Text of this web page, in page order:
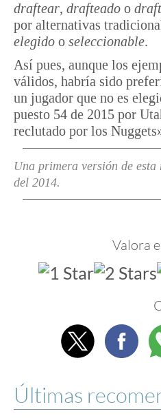
draftear, drafteado o
por alternativas
elegido o seleccionable.
Así pues, aunque los
válidos, habría sido
un jugador que no es
puesto 54 de 2015 por
reclutado por los
Una primera versión de
del 2014.
Valora
Twitter
Últimas